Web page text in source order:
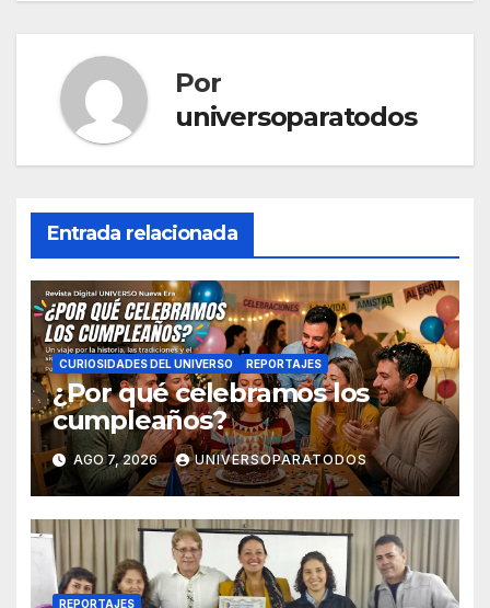
Por
universoparatodos
Entrada relacionada
CURIOSIDADES DEL UNIVERSO REPORTAJES
¿Por qué celebramos los
cumpleaños?
AGO 7, 2026 UNIVERSOPARATODOS
REPORTAJES